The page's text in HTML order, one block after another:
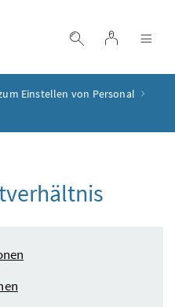
SucheLogin
Einstellen von Personal